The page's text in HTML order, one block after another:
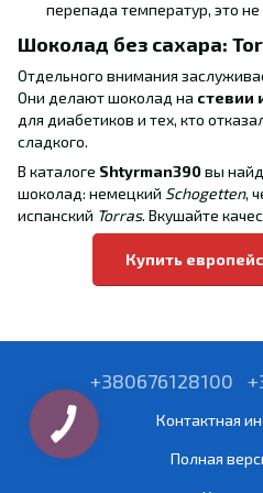
перепада температур, это
Шоколад без сахара:
Отдельного внимания
Они делают шоколад на стевии
для диабетиков и тех, кто
сладкого.
В каталоге Shtyrman390вы
шоколад: немецкий Schogetten,
испанский Torras. Вкушайте
Купить
+380676128100
Контактная
Полная